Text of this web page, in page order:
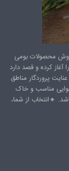
محصولات بومی
آغاز کرده و قصد دارد
پروردگار مناطق
مناسب و خاک
🔸️انتخاب از شما،